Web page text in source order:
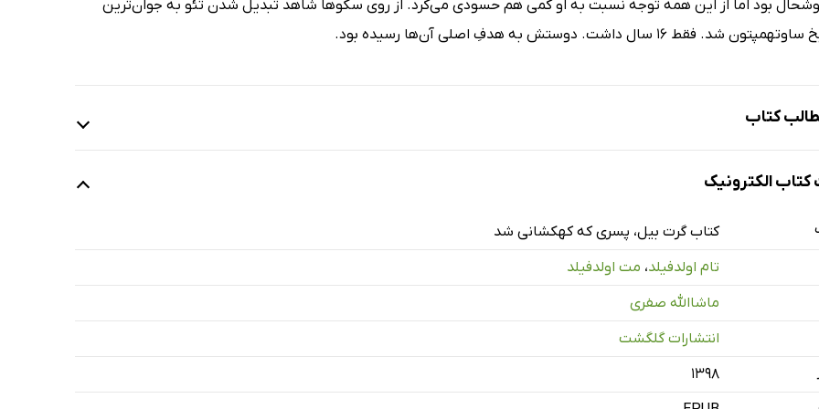
بود اما از این همه توجه نسبت به او کمی هم حسودی می‌کرد. از روی سکوها شاهد تبدیل شدن تئو به جوان‌ترین
فقط 16 سال داشت. دوستش به هدفِ اصلی آن‌ها رسیده بود.
کتاب
در حیاطِ خانه
بهترین‌ها را می‌سازد
زمان‌های پر استرس
رشد 1
الکترونیک
کتاب گرت بیل، پسری که کهکشانی شد
تام اولدفیلد، مت اولدفیلد
ماشاالله صفری
انتشارات گلگشت
۱۳۹۸